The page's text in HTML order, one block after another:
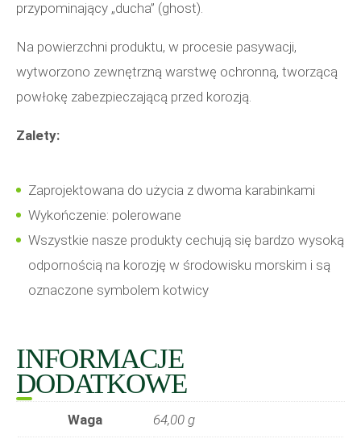
przypominający „ducha” (ghost).
Na powierzchni produktu, w procesie pasywacji,
wytworzono zewnętrzną warstwę ochronną, tworzącą
powłokę zabezpieczającą przed korozją.
Zalety:
Zaprojektowana do użycia z dwoma karabinkami
Wykończenie: polerowane
Wszystkie nasze produkty cechują się bardzo wysoką
odpornością na korozję w środowisku morskim i są
oznaczone symbolem kotwicy
INFORMACJE
DODATKOWE
Waga 64,00 g